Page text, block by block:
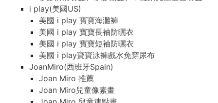
i play(美國US)
美國 i play 寶寶海灘褲
美國 i play 寶寶長袖防曬衣
美國 i play 寶寶短袖防曬衣
美國 i play寶寶泳褲戲水免穿尿布
JoanMiro(西班牙Spain)
Joan Miro 推薦
Joan Miro兒童像素畫